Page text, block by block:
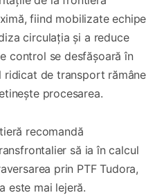
fiind mobilizate echipe
circulația și a reduce
control se desfășoară în
ridicat de transport rămâne
procesarea.
recomandă
să ia în calcul
prin PTF Tudora,
este mai lejeră.